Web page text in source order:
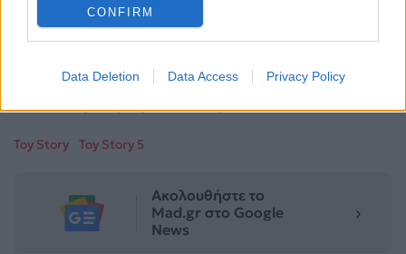
CONFIRM
Data Deletion Data Access Privacy Policy
Για σχόλια, μηνύματα ή φωτογραφικό υλικό
Facebook, επικοινωνήστε μέσω Twitter ή
Toy Story Toy Story 5
Ακολουθήστε το
Mad.gr στο Google
News